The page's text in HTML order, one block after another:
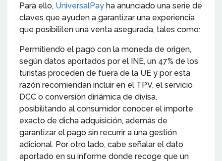
Para ello, UniversalPay ha anunciado una serie de
claves que ayuden a garantizar una experiencia
que posibiliten una venta asegurada, tales como:
Permitiendo el pago con la moneda de origen,
según datos aportados por el INE, un 47% de los
turistas proceden de fuera de la UE y por esta
razón recomiendan incluir en el TPV, el servicio
DCC o conversión dinámica de divisa,
posibilitando al consumidor conocer el importe
exacto de dicha adquisición, además de
garantizar el pago sin recurrir a una gestión
adicional. Por otro lado, cabe señalar el dato
aportado en su informe donde recoge que un